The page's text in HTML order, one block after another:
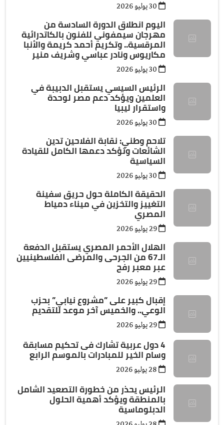
اليوم انطلاق الدورة السادسة من
مهرجان سيمفوني للفنون بالكاتدرائية
المرقسية.. وتكريم أحمد كريمة والأنبا
مكاريوس ونادر عباسي وشريف منير
الرئيس السيسي يستقبل الدبيبة في
العلمين ويؤكد دعم مصر لوحدة
واستقرار ليبيا
تلاحم وطني: نقابة الفلاحين تدين
الشائعات وتؤكد دعمها الكامل للقيادة
السياسية
الحقيقة الكاملة حول حريق سفينة
التغييز والتخزين في ميناء دمياط
المصري
الهلال الأحمر المصري يستقبل الدفعة
الـ67 من الجرحى والمرضى الفلسطينيين
عبر معبر رفح
إقبال كبير على ”مشروع نيابي” بحزب
الوعي.. والخميس آخر موعد للتقديم
4 دول عربية تشارك فى تحكيم مسابقة
وسام الخير للمبادرات بالموسم الرابع
الرئيس يحذر من خطورة التصعيد الشامل
بالمنطقة ويؤكد أهمية الحلول
الدبلوماسية